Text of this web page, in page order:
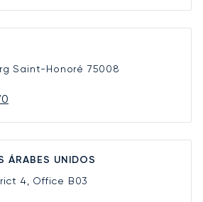
Saint-Honoré 75008
ÁRABES UNIDOS
4, Office B03